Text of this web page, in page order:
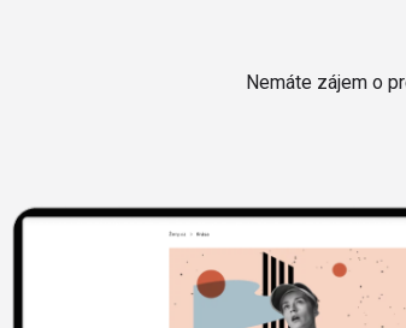
Nemáte zájem o